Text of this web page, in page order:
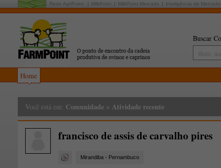
Rede AgriPoint: MilkPoint MilkPoint Mercado Inteligência de Mercado
Buscar
Home
Você está em: Comunidade > Atividade recente
francisco de assis de carvalho pires
Mirandiba - Pernambuco